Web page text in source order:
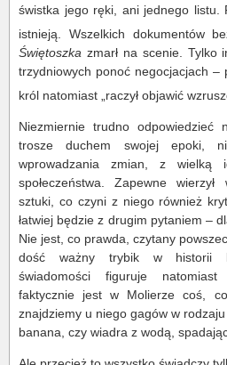
świstka jego ręki, ani jednego listu.
istnieją. Wszelkich dokumentów
Świętoszka zmarł na scenie. Tylko
trzydniowych ponoć negocjacjach –
król natomiast „raczył objawić
Niezmiernie trudno
trosze duchem swojej epoki,
wprowadzania zmian, z wielką
społeczeństwa. Zapewne
sztuki, co czyni z niego również
łatwiej będzie z drugim pytaniem –
Nie jest, co prawda, czytany
dość ważny trybik w historii
świadomości figuruje
faktycznie jest w Molierze coś,
znajdziemy u niego gagów w
banana, czy wiadra z wodą,